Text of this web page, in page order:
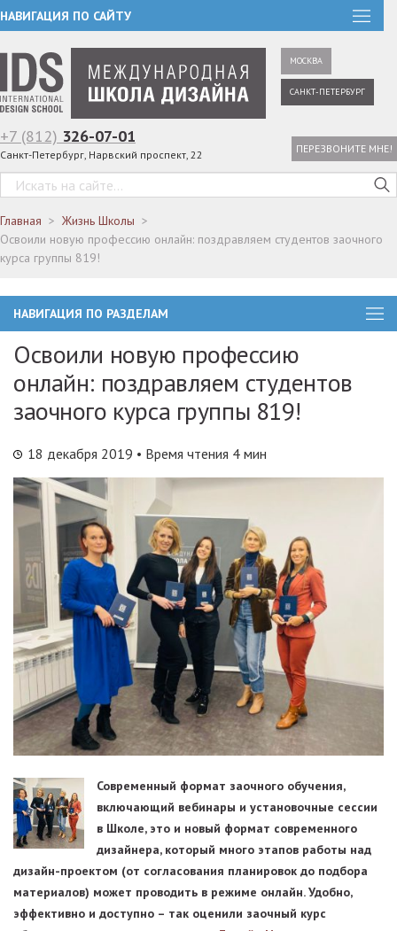
НАВИГАЦИЯ ПО САЙТУ
МОСКВА
САНКТ-ПЕТЕРБУРГ
+7 (812) 326-07-01
Санкт-Петербург, Нарвский проспект, 22 ПЕРЕЗВОНИТЕ МНЕ!
Главная
Жизнь Школы
Освоили новую профессию онлайн: поздравляем студентов заочного
курса группы 819!
НАВИГАЦИЯ ПО РАЗДЕЛАМ
Освоили новую профессию
онлайн: поздравляем студентов
заочного курса группы 819!
18 декабря 2019 • Время чтения 4 мин
Современный формат заочного обучения,
включающий вебинары и установочные сессии
в Школе, это и новый формат современного
дизайнера, который много этапов работы над
дизайн-проектом (от согласования планировок до подбора
материалов) может проводить в режиме онлайн. Удобно,
эффективно и доступно – так оценили заочный курс